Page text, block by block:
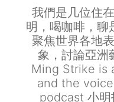
我們是几位住
明，喝咖啡，聊
聚焦世界各地
象，討論亞洲
Ming Strike is
and the
podcast 小